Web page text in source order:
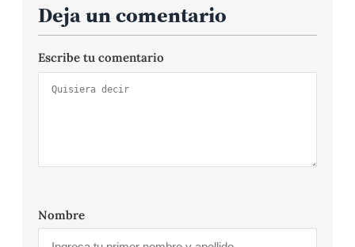
Deja un comentario
Escribe tu comentario
Nombre